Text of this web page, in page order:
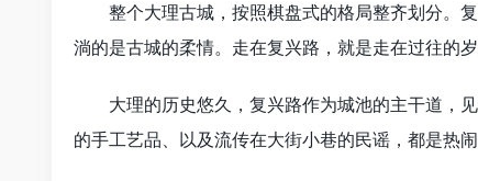
整个大理古城，按照棋盘式的格局整齐划分。复
淌的是古城的柔情。走在复兴路，就是走在过往的
大理的历史悠久，复兴路作为城池的主干道，见
的手工艺品、以及流传在大街小巷的民谣，都是热